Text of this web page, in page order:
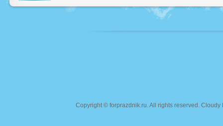
Copyright © forprazdnik.ru. All rights reserved.